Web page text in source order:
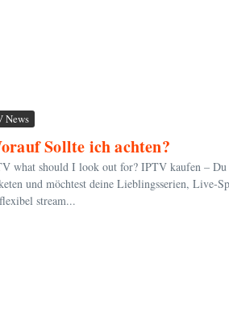
News
Sollte ich achten?
what should I look out for? IPTV kaufen – Du
und möchtest deine Lieblingsserien,
stream...